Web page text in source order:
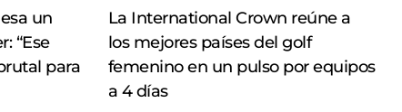
un
“Ese
para
La International Crown reúne a
los mejores países del golf
femenino en un pulso por equipos
a 4 días